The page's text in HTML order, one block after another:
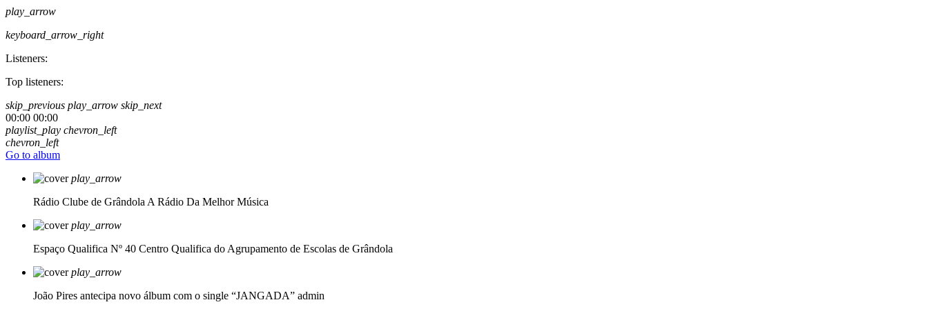
play_arrow
keyboard_arrow_right
Listeners:
Top listeners:
skip_previous play_arrow skip_next
00:00 00:00
playlist_play chevron_left
chevron_left
Go to album
play_arrow
Rádio Clube de Grândola A Rádio Da Melhor Música
play_arrow
Espaço Qualifica Nº 40 Centro Qualifica do Agrupamento de Escolas de Grândola
play_arrow
João Pires antecipa novo álbum com o single “JANGADA” admin